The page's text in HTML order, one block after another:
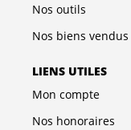
Nos outils
Nos biens vendus
LIENS UTILES
Mon compte
Nos honoraires